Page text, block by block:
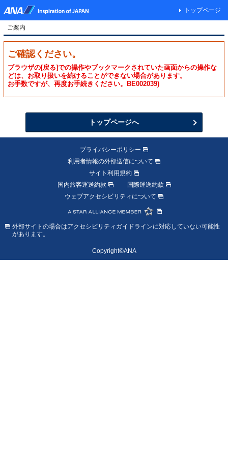
トップページ
ご案内
ご確認ください。
ブラウザの[戻る]での操作やブックマークされていた画面からの操作な
どは、お取り扱いを続けることができない場合があります。
お手数ですが、再度お手続きください。BE002039)
トップページへ
プライバシーポリシー
利用者情報の外部送信について
サイト利用規約
国内旅客運送約款
国際運送約款
ウェブアクセシビリティについて
外部サイトの場合はアクセシビリティガイドラインに対応していない可能性
があります。
Copyright©ANA